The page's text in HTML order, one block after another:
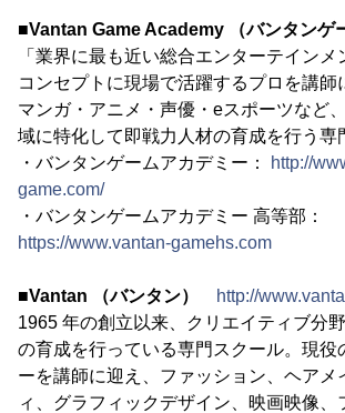
■Vantan Game Academy （バンタンゲ
「業界に最も近い総合エンターテイン
コンセプトに現場で活躍するプロを講師
マンガ・アニメ・声優・eスポーツなど
域に特化して即戦力人材の育成を行う専
・バンタンゲームアカデミー：
http://
game.com/
・バンタンゲームアカデミー 高等部：
https://www.vantan-gamehs.com
■Vantan （バンタン）
http://
1965 年の創立以来、クリエイティブ分
の育成を行っている専門スクール。現役
ーを講師に迎え、ファッション、ヘアメ
ィ、グラフィックデザイン、映画映像、